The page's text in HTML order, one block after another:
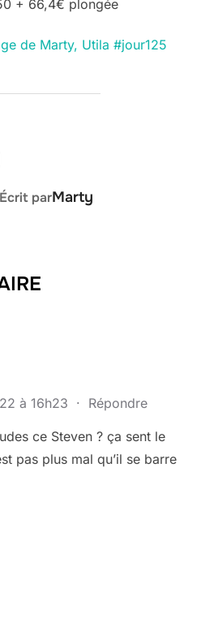
+ 66,4€ plongée
de Marty, Utila #jour125
LA PUBLICATION
Écrit parMarty
à 16h23 · Répondre
ce Steven ? ça sent le
pas plus mal qu’il se barre